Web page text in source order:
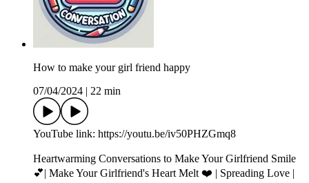
How to make your girl friend happy
07/04/2024
22 min
YouTube link: https://youtu.be/iv50PHZGmq8
Heartwarming Conversations to Make Your Girlfriend Smile
💕| Make Your Girlfriend's Heart Melt ❤️ | Spreading Love |